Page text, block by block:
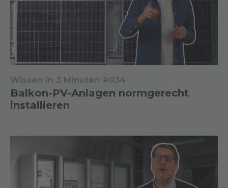
Wissen in 3 Minuten #034
Balkon-PV-Anlagen normgerecht
installieren